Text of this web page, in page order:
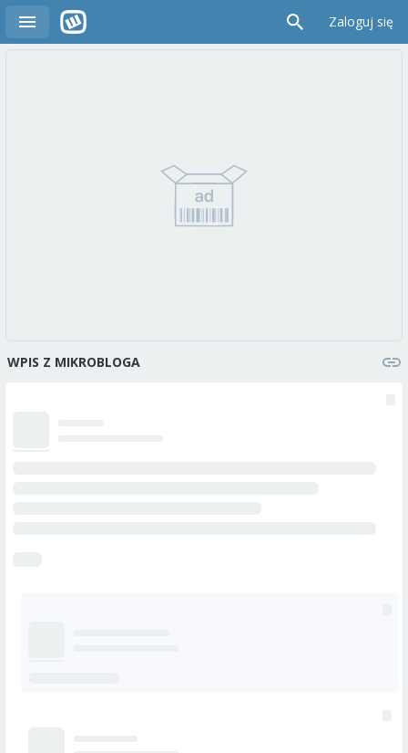
Zaloguj się
WPIS Z MIKROBLOGA